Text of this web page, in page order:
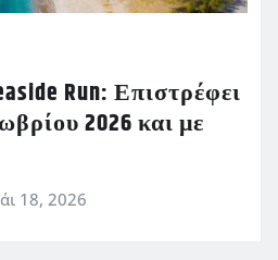
Run: Επιστρέφει
2026 και με
18, 2026